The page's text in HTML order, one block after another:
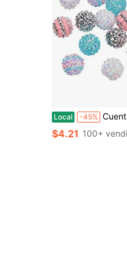
Local -45% Cuentas de diamantes de imitación de 16 mm, 20 piezas, cuentas
$4.21 100+